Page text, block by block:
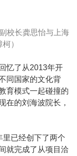
校长龚思怡与上海
）
忆了从2013年开
同国家的文化背
育模式一起碰撞的
在的刘海波院长，
已经创下了两个
就完成了从项目洽